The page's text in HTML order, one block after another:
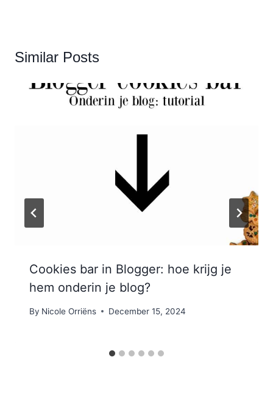
Similar Posts
Cookies bar in Blogger: hoe krijg je
hem onderin je blog?
By Nicole Orriëns December 15, 2024